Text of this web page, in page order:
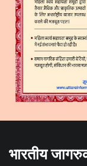
भारतीय